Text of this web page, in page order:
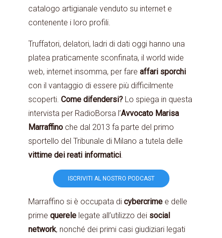
catalogo artigianale venduto su internet e
contenente i loro profili.
Truffatori, delatori, ladri di dati oggi hanno una
platea praticamente sconfinata, il world wide
web, internet insomma, per fare affari sporchi
con il vantaggio di essere più difficilmente
scoperti. Come difendersi? Lo spiega in questa
intervista per RadioBorsa l’Avvocato Marisa
Marraffino che dal 2013 fa parte del primo
sportello del Tribunale di Milano a tutela delle
vittime dei reati informatici.
ISCRIVITI AL NOSTRO PODCAST
Marraffino si è occupata di cybercrime e delle
prime querele legate all’utilizzo dei social
network, nonché dei primi casi giudiziari legati